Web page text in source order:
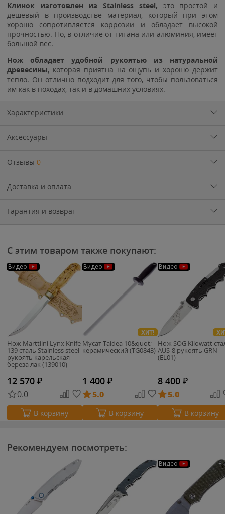
Клинок изготовлен из
Stainless steel, это простой и
дешевый в производстве материал, который при этом
хорошо сопротивляется коррозии и обладает высокой
прочностью. Но, в отличие от титана или алюминия, имеет
большой вес.
Нож обладает удобной рукоятью из натуральной
древесины, которая приятна на ощупь и хорошо держит
тепло. Он отлично подходит для того, чтобы пользоваться
им как в походах, так и в домашних условиях.
Характеристики
Аксессуары
Отзывы 0
Доставка и оплата
Гарантия и возврат
С этим товаром также покупают:
Видео
Нож Marttiini Lynx Knife
139 сталь Stainless steel
рукоять карельская
береза лак (139010)
12 570 ₽
0.0
В корзину
Видео
ХИТ!
Мусат Taidea 10&quot;
керамический (TG0843)
1 400 ₽
5.0
В корзину
Видео
Нож SOG Kilowatt
AUS-8 рукоять GRN
(EL01)
8 400 ₽
5.0
В корзину
Рекомендуем посмотреть:
Видео